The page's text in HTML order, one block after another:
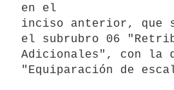
en el
inciso anterior, que
el subrubro 06
Adicionales", con la
"Equiparación de